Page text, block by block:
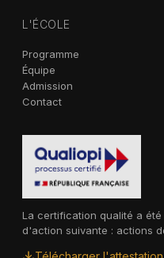
L'ÉCOLE
Programme
Équipe
Admission
Contact
La certification qualité a
d'action suivante : actions